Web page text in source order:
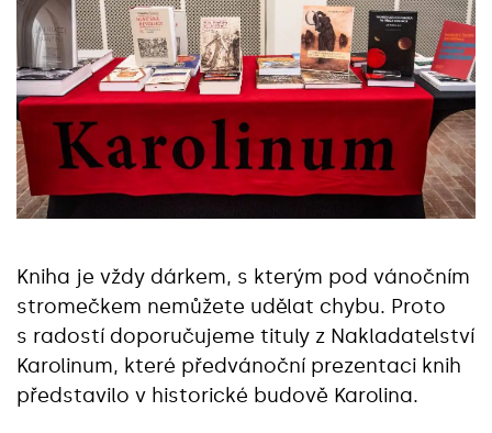
Kniha je vždy dárkem, s kterým pod vánočním
stromečkem nemůžete udělat chybu. Proto
s radostí doporučujeme tituly z Nakladatelství
Karolinum, které předvánoční prezentaci knih
představilo v historické budově Karolina.